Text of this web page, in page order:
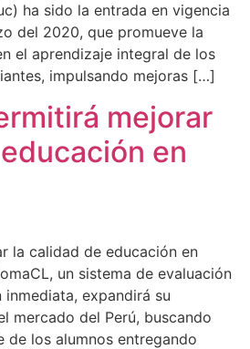
ha sido la entrada en vigencia
del 2020, que promueve la
el aprendizaje integral de los
impulsando mejoras […]
mejorar
en
la calidad de educación en
un sistema de evaluación
expandirá su
mercado del Perú, buscando
de los alumnos entregando